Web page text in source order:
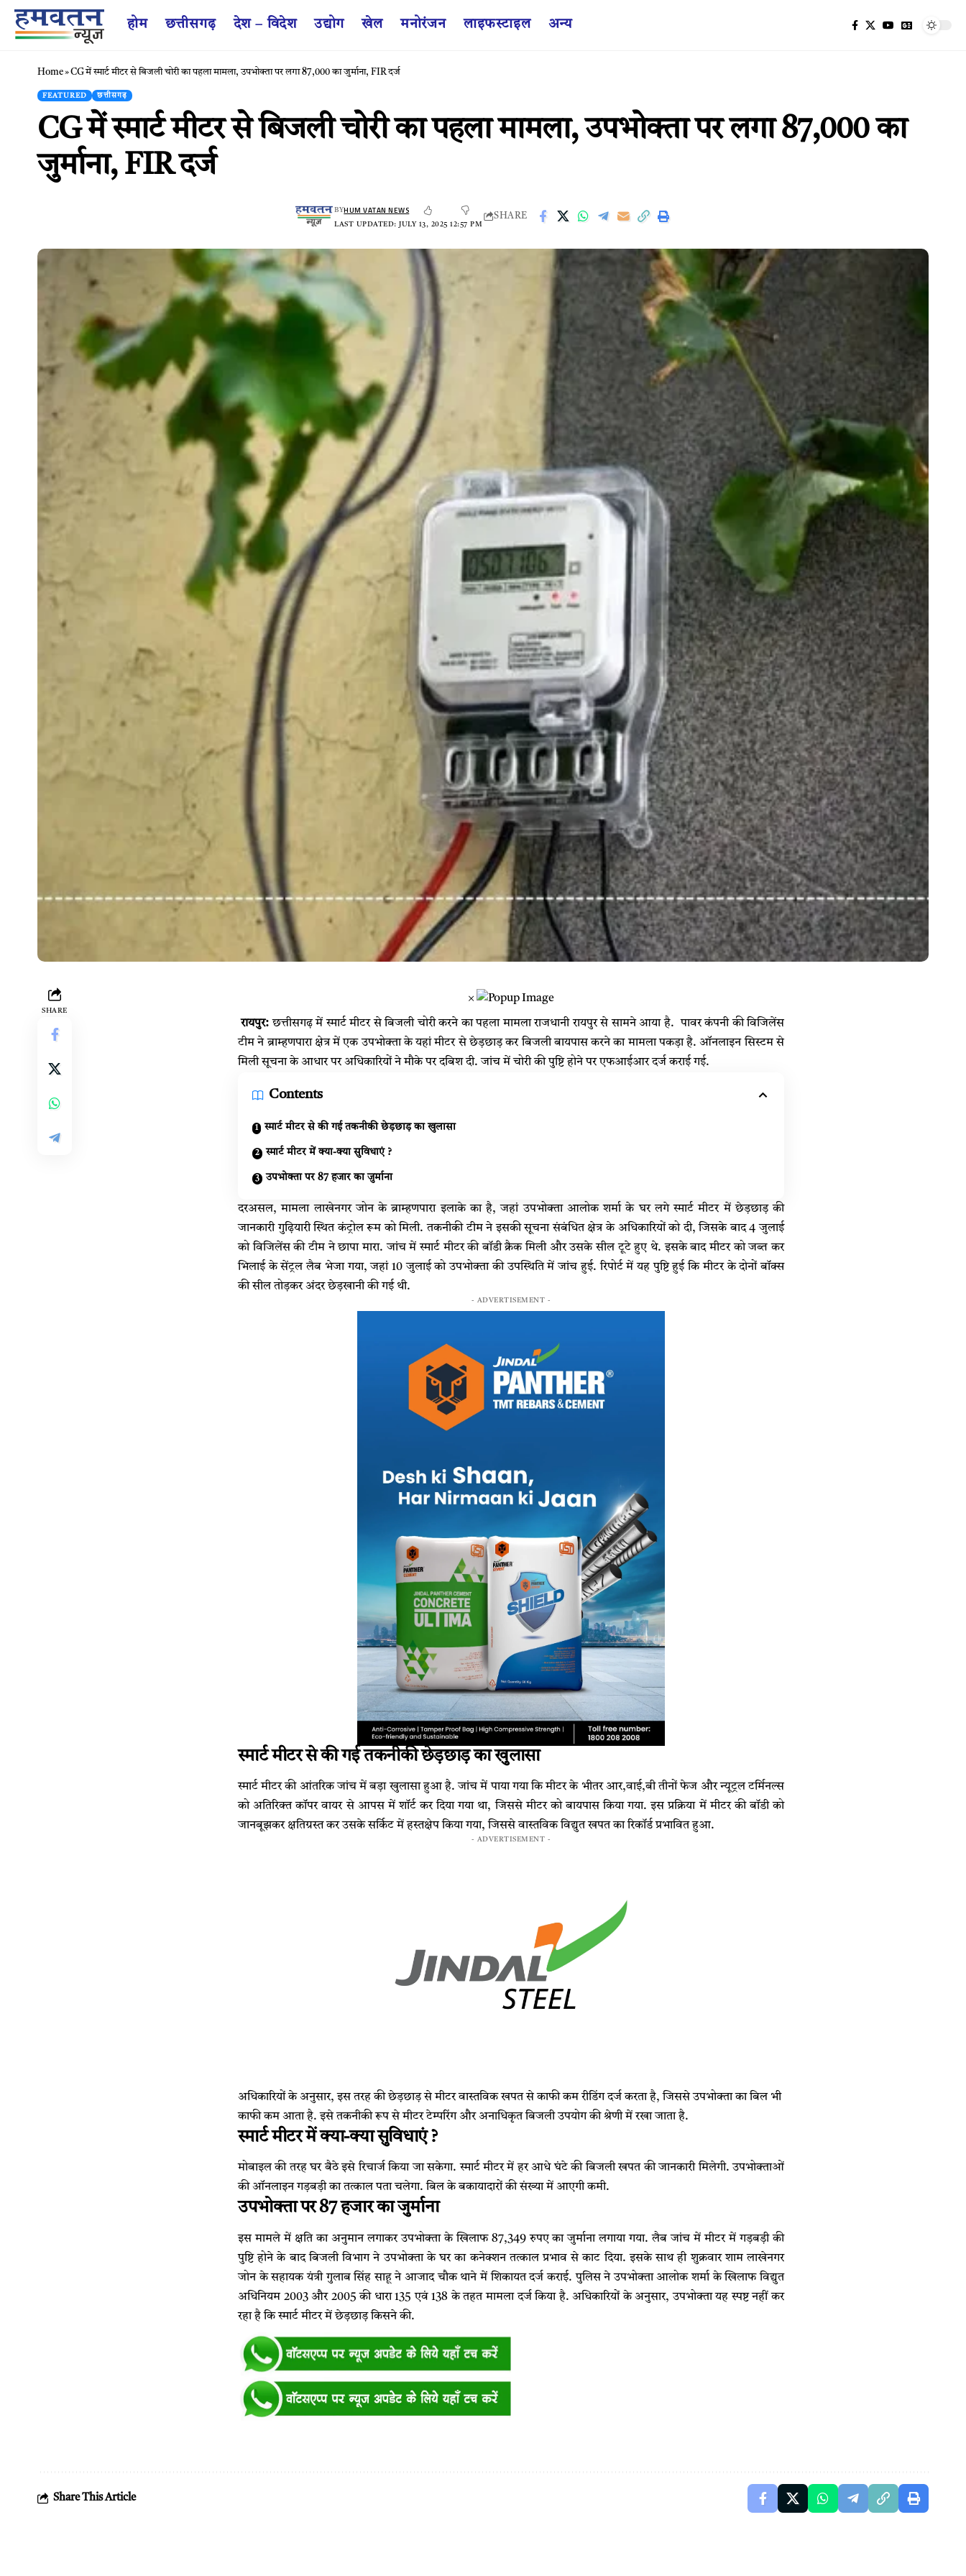
होम छत्तीसगढ़ देश – विदेश उद्योग खेल मनोरंजन लाइफस्टाइल अन्य
Home»CG में स्मार्ट मीटर से बिजली चोरी का पहला मामला, उपभोक्ता पर लगा 87,000 का जुर्माना, FIR दर्ज
FEATURED छत्तीसगढ़
CG में स्मार्ट मीटर से बिजली चोरी का पहला मामला, उपभोक्ता पर लगा 87,000 का
जुर्माना, FIR दर्ज
LAST UPDATED: JULY 13, 2025 12:57 PM
BYHUM VATAN NEWS
SHARE
SHARE
×
रायपुर: छत्तीसगढ़ में स्मार्ट मीटर से बिजली चोरी करने का पहला मामला राजधानी रायपुर से सामने आया है. पावर कंपनी की विजिलेंस
टीम ने ब्राम्हणपारा क्षेत्र में एक उपभोक्ता के यहां मीटर से छेड़छाड़ कर बिजली बायपास करने का मामला पकड़ा है. ऑनलाइन सिस्टम से
मिली सूचना के आधार पर अधिकारियों ने मौके पर दबिश दी. जांच में चोरी की पुष्टि होने पर एफआईआर दर्ज कराई गई.
Contents
स्मार्ट मीटर से की गई तकनीकी छेड़छाड़ का खुलासा
स्मार्ट मीटर में क्या-क्या सुविधाएं ?
उपभोक्ता पर 87 हजार का जुर्माना
दरअसल, मामला लाखेनगर जोन के ब्राम्हणपारा इलाके का है, जहां उपभोक्ता आलोक शर्मा के घर लगे स्मार्ट मीटर में छेड़छाड़ की
जानकारी गुढ़ियारी स्थित कंट्रोल रूम को मिली. तकनीकी टीम ने इसकी सूचना संबंधित क्षेत्र के अधिकारियों को दी, जिसके बाद 4 जुलाई
को विजिलेंस की टीम ने छापा मारा. जांच में स्मार्ट मीटर की बॉडी क्रैक मिली और उसके सील टूटे हुए थे. इसके बाद मीटर को जब्त कर
भिलाई के सेंट्रल लैब भेजा गया, जहां 10 जुलाई को उपभोक्ता की उपस्थिति में जांच हुई. रिपोर्ट में यह पुष्टि हुई कि मीटर के दोनों बॉक्स
की सील तोड़कर अंदर छेड़खानी की गई थी.
- ADVERTISEMENT -
स्मार्ट मीटर से की गई तकनीकी छेड़छाड़ का खुलासा
स्मार्ट मीटर की आंतरिक जांच में बड़ा खुलासा हुआ है. जांच में पाया गया कि मीटर के भीतर आर,वाई,बी तीनों फेज और न्यूट्रल टर्मिनल्स
को अतिरिक्त कॉपर वायर से आपस में शॉर्ट कर दिया गया था, जिससे मीटर को बायपास किया गया. इस प्रक्रिया में मीटर की बॉडी को
जानबूझकर क्षतिग्रस्त कर उसके सर्किट में हस्तक्षेप किया गया, जिससे वास्तविक विद्युत खपत का रिकॉर्ड प्रभावित हुआ.
- ADVERTISEMENT -
अधिकारियों के अनुसार, इस तरह की छेड़छाड़ से मीटर वास्तविक खपत से काफी कम रीडिंग दर्ज करता है, जिससे उपभोक्ता का बिल भी
काफी कम आता है. इसे तकनीकी रूप से मीटर टेम्परिंग और अनाधिकृत बिजली उपयोग की श्रेणी में रखा जाता है.
स्मार्ट मीटर में क्या-क्या सुविधाएं ?
मोबाइल की तरह घर बैठे इसे रिचार्ज किया जा सकेगा. स्मार्ट मीटर में हर आधे घंटे की बिजली खपत की जानकारी मिलेगी. उपभोक्ताओं
की ऑनलाइन गड़बड़ी का तत्काल पता चलेगा. बिल के बकायादारों की संख्या में आएगी कमी.
उपभोक्ता पर 87 हजार का जुर्माना
इस मामले में क्षति का अनुमान लगाकर उपभोक्ता के खिलाफ 87,349 रुपए का जुर्माना लगाया गया. लैब जांच में मीटर में गड़बड़ी की
पुष्टि होने के बाद बिजली विभाग ने उपभोक्ता के घर का कनेक्शन तत्काल प्रभाव से काट दिया. इसके साथ ही शुक्रवार शाम लाखेनगर
जोन के सहायक यंत्री गुलाब सिंह साहू ने आजाद चौक थाने में शिकायत दर्ज कराई. पुलिस ने उपभोक्ता आलोक शर्मा के खिलाफ विद्युत
अधिनियम 2003 और 2005 की धारा 135 एवं 138 के तहत मामला दर्ज किया है. अधिकारियों के अनुसार, उपभोक्ता यह स्पष्ट नहीं कर
रहा है कि स्मार्ट मीटर में छेड़छाड़ किसने की.
Share This Article